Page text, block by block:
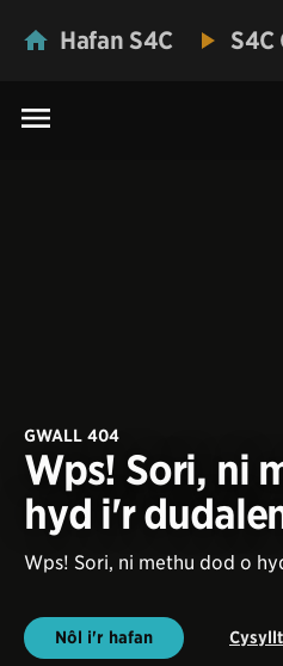
Hafan S4C S4C
GWALL 404
Wps! Sori, ni
hyd i'r
Wps! Sori, ni methu dod o
Nôl i'r hafan